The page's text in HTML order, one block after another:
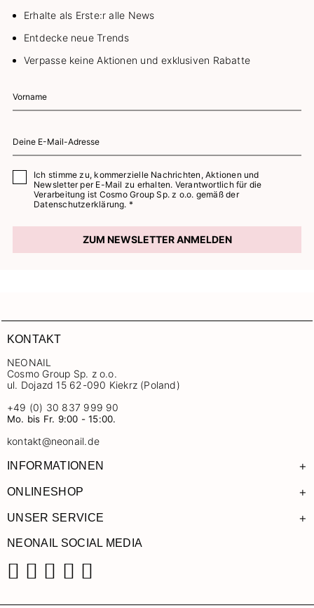
Erhalte als Erste:r alle News
Entdecke neue Trends
Verpasse keine Aktionen und exklusiven Rabatte
Ich stimme zu, kommerzielle Nachrichten, Aktionen und
Newsletter per E-Mail zu erhalten. Verantwortlich für die
Verarbeitung ist Cosmo Group Sp. z o.o. gemäß der
Datenschutzerklärung. *
ZUM NEWSLETTER ANMELDEN
KONTAKT
NEONAIL
Cosmo Group Sp. z o.o.
ul. Dojazd 15 62-090 Kiekrz (Poland)
+49 (0) 30 837 999 90
Mo. bis Fr. 9:00 - 15:00.
kontakt@neonail.de
INFORMATIONEN +
ONLINESHOP +
UNSER SERVICE +
NEONAIL SOCIAL MEDIA